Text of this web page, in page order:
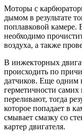
Моторы с
дымом в результате
поплавковой камере.
необходимо
воздуха, а также
В инжекторных
происходить по
датчиков. Еще одним
герметичности
переливают, тогда
которое попадает в
смывает смазку со
картер двигателя.